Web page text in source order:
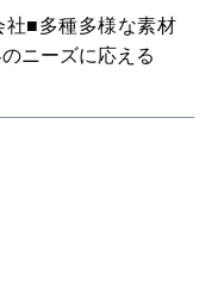
社■多種多様な素材
ニーズに応える